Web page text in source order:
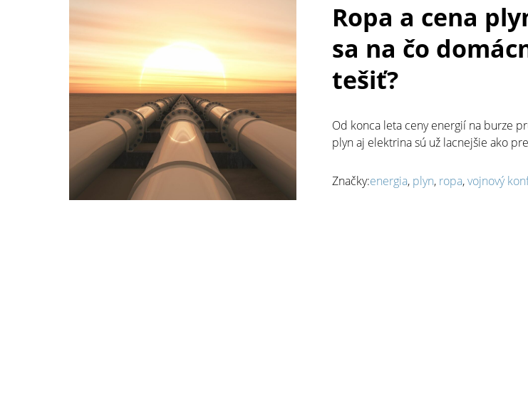
Ropa a cena
sa na čo
tešiť?
Od konca leta ceny energií na burze
plyn aj elektrina sú už lacnejšie ako
Značky:energia, plyn, ropa,vojnový